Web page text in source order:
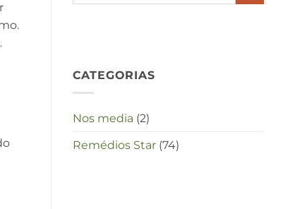
in
CATEGORIAS
Nos media (2)
Remédios Star(74)